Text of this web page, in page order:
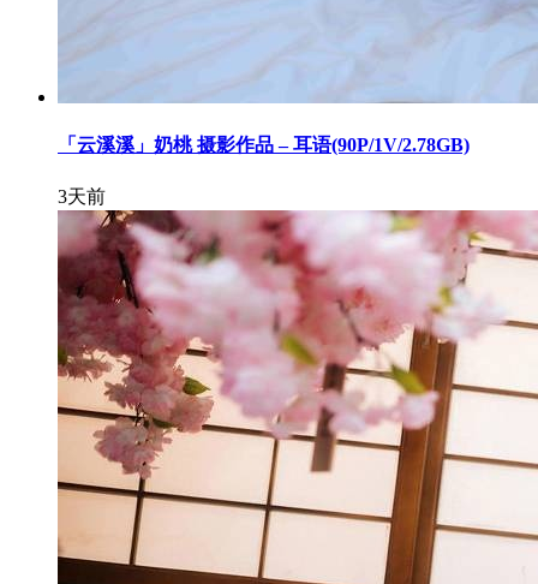
「云溪溪」奶桃 摄影作品 – 耳语(90P/1V/2.78GB)
3天前